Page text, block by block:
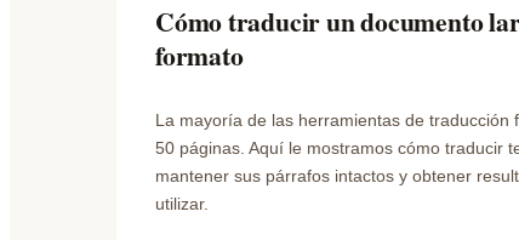
Cómo traducir un documento
formato
La mayoría de las herramientas de traducción
50 páginas. Aquí le mostramos cómo traducir
mantener sus párrafos intactos y obtener
utilizar.